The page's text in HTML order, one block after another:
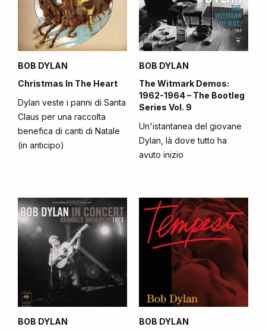
BOB DYLAN
Christmas In The Heart
Dylan veste i panni di Santa
Claus per una raccolta
benefica di canti di Natale
(in anticipo)
BOB DYLAN
The Witmark Demos:
1962-1964 – The Bootleg
Series Vol. 9
Un'istantanea del giovane
Dylan, là dove tutto ha
avuto inizio
BOB DYLAN
BOB DYLAN